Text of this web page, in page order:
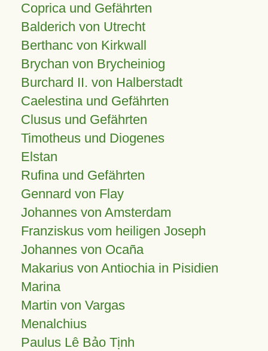
Coprica und Gefährten
Balderich von Utrecht
Berthanc von Kirkwall
Brychan von Brycheiniog
Burchard II. von Halberstadt
Caelestina und Gefährten
Clusus und Gefährten
Timotheus und Diogenes
Elstan
Rufina und Gefährten
Gennard von Flay
Johannes von Amsterdam
Franziskus vom heiligen Joseph
Johannes von Ocaña
Makarius von Antiochia in Pisidien
Marina
Martin von Vargas
Menalchius
Paulus Lê Bảo Tịnh